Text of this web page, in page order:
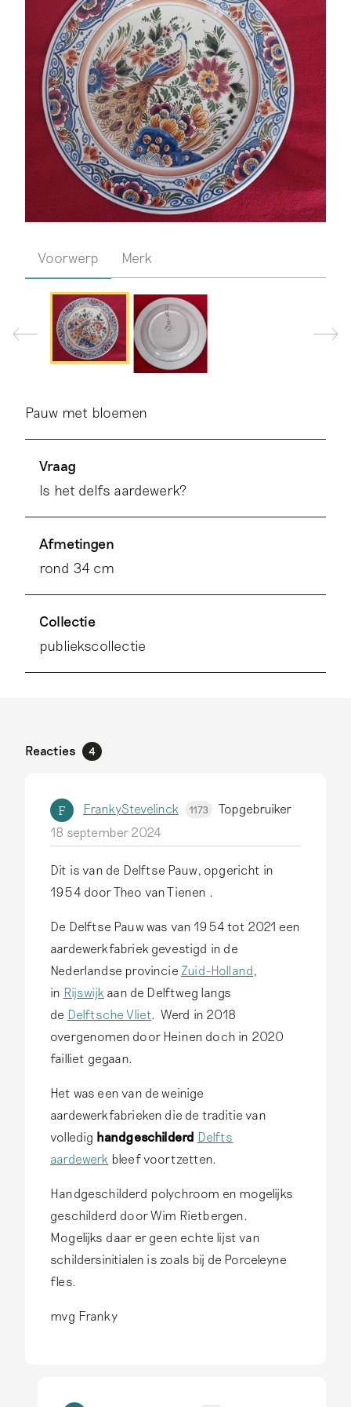
Voorwerp Merk
Pauw met bloemen
Vraag
Is het delfs aardewerk?
Afmetingen
rond 34 cm
Collectie
publiekscollectie
Reacties 4
F FrankyStevelinck 1173
Topgebruiker
18 september 2024
Dit is van de Delftse Pauw, opgericht in
1954 door Theo van Tienen .
De Delftse Pauw was van 1954 tot 2021 een
aardewerkfabriek gevestigd in de
Nederlandse provincie Zuid-Holland,
in Rijswijk aan de Delftweg langs
de Delftsche Vliet. Werd in 2018
overgenomen door Heinen doch in 2020
failliet gegaan.
Het was een van de weinige
aardewerkfabrieken die de traditie van
volledig handgeschilderd Delfts
aardewerk bleef voortzetten.
Handgeschilderd polychroom en mogelijks
geschilderd door Wim Rietbergen.
Mogelijks daar er geen echte lijst van
schildersinitialen is zoals bij de Porceleyne
fles.
mvg Franky